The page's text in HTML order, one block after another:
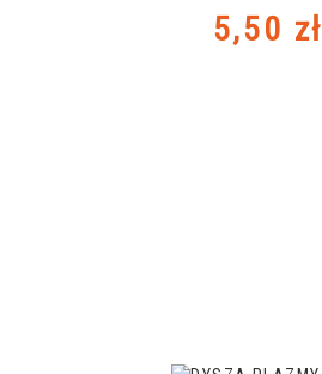
Cena
5,50 zł